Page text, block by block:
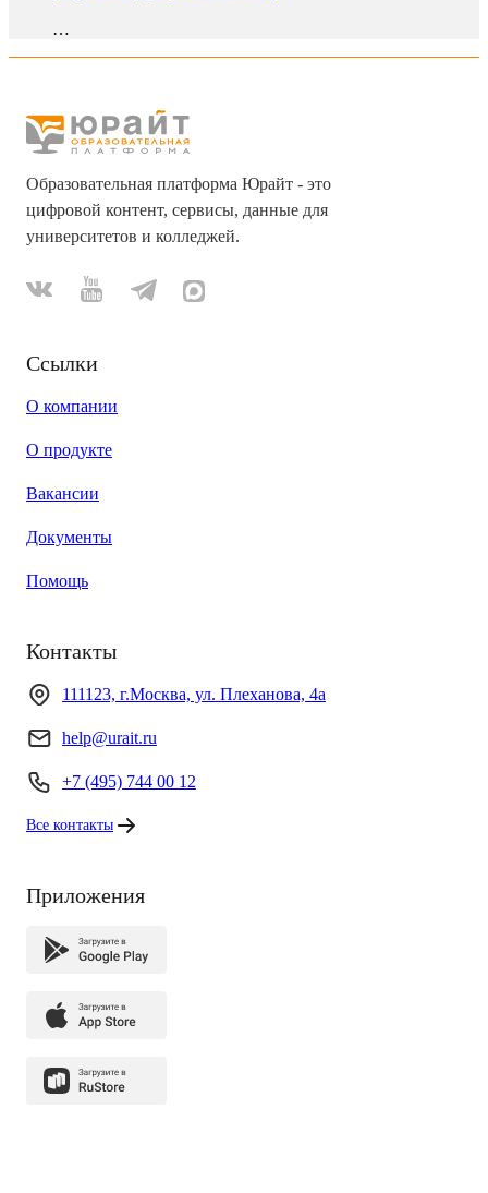
…
Образовательная платформа Юрайт - это
цифровой контент, сервисы, данные для
университетов и колледжей.
Ссылки
О компании
О продукте
Вакансии
Документы
Помощь
Контакты
111123, г.Москва, ул. Плеханова, 4а
help@urait.ru
+7 (495) 744 00 12
Все контакты
Приложения